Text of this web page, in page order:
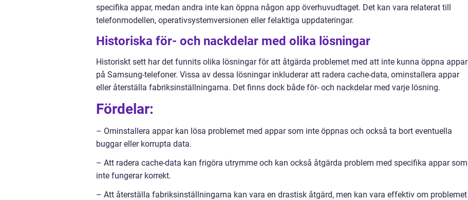
specifika appar, medan andra inte kan öppna någon app överhuvudtaget. Det kan vara relaterat till
telefonmodellen, operativsystemversionen eller felaktiga uppdateringar.
Historiska för- och nackdelar med olika lösningar
Historiskt sett har det funnits olika lösningar för att åtgärda problemet med att inte kunna öppna appar
på Samsung-telefoner. Vissa av dessa lösningar inkluderar att radera cache-data, ominstallera appar
eller återställa fabriksinställningarna. Det finns dock både för- och nackdelar med varje lösning.
Fördelar:
– Ominstallera appar kan lösa problemet med appar som inte öppnas och också ta bort eventuella
buggar eller korrupta data.
– Att radera cache-data kan frigöra utrymme och kan också åtgärda problem med specifika appar som
inte fungerar korrekt.
– Att återställa fabriksinställningarna kan vara en drastisk åtgärd, men kan vara effektiv om problemet